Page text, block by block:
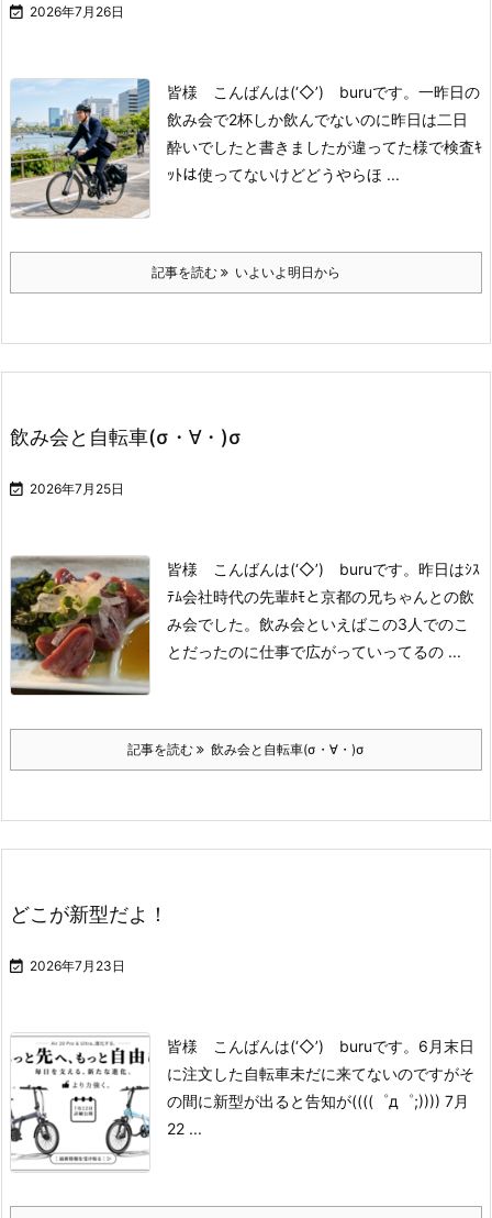
 2026年7月26日
皆様 こんばんは(‘◇’)ゞburuです。 一昨日の
飲み会で2杯しか飲んでないのに昨日は二日
酔いでしたと書きましたが違ってた様で検査ｷ
ｯﾄは使ってないけどどうやらほ ...
記事を読む いよいよ明日から
飲み会と自転車(σ・∀・)σ
 2026年7月25日
皆様 こんばんは(‘◇’)ゞburuです。 昨日はｼｽ
ﾃﾑ会社時代の先輩ﾎﾓと京都の兄ちゃんとの飲
み会でした。 飲み会といえばこの3人でのこ
とだったのに仕事で広がっていってるの ...
記事を読む 飲み会と自転車(σ・∀・)σ
どこが新型だよ！
 2026年7月23日
皆様 こんばんは(‘◇’)ゞburuです。 6月末日
に注文した自転車未だに来てないのですがそ
の間に新型が出ると告知が((((゜д゜;)))) 7月
22 ...